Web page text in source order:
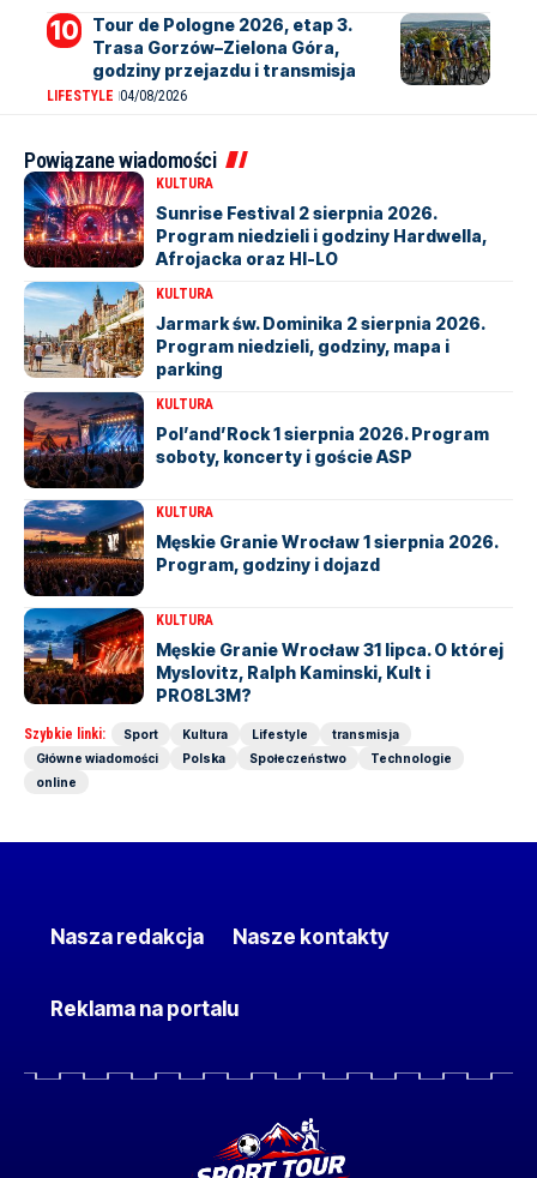
Tour de Pologne 2026, etap 3.
Trasa Gorzów–Zielona Góra,
godziny przejazdu i transmisja
LIFESTYLE 04/08/2026
Powiązane wiadomości
KULTURA
Sunrise Festival 2 sierpnia 2026.
Program niedzieli i godziny Hardwella,
Afrojacka oraz HI-LO
KULTURA
Jarmark św. Dominika 2 sierpnia 2026.
Program niedzieli, godziny, mapa i
parking
KULTURA
Pol’and’Rock 1 sierpnia 2026. Program
soboty, koncerty i goście ASP
KULTURA
Męskie Granie Wrocław 1 sierpnia 2026.
Program, godziny i dojazd
KULTURA
Męskie Granie Wrocław 31 lipca. O której
Myslovitz, Ralph Kaminski, Kult i
PRO8L3M?
Szybkie linki: Sport Kultura Lifestyle
transmisja
Główne wiadomości
Polska Społeczeństwo
Technologie
online
Nasza redakcja Nasze kontakty
Reklama na portalu